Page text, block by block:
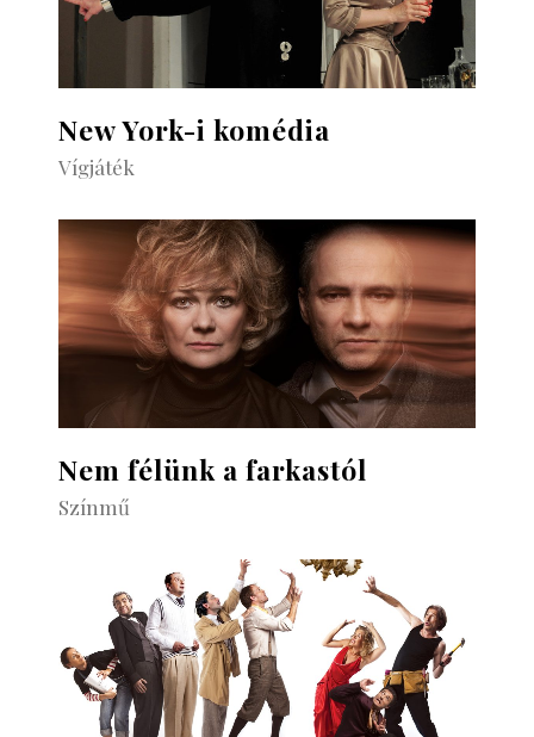
New York-i komédia
Vígjáték
Nem félünk a farkastól
Színmű